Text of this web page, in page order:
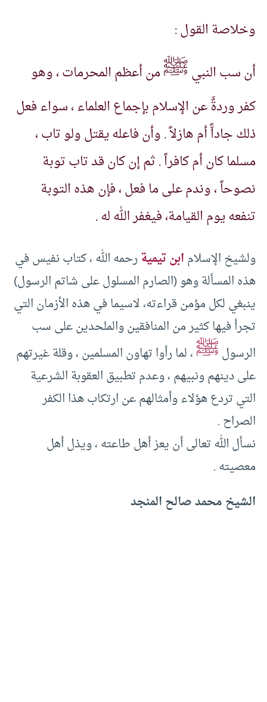
وخلاصة القول :
أن سب النبيﷺمن أعظم المحرمات ، وهو
كفر وردةٌَ عن الإسلام بإجماع العلماء ، سواء فعل
ذلك جاداًّ أم هازلاً . وأن فاعله يقتل ولو تاب ،
مسلما كان أم كافراً . ثم إن كان قد تاب توبة
نصوحاً ، وندم على ما فعل ، فإن هذه التوبة
تنفعه يوم القيامة، فيغفر الله له .
ولشيخ الإسلامابن تيميةرحمه الله ، كتاب نفيس في
هذه المسألة وهو (الصارم المسلول على شاتم الرسول)
ينبغي لكل مؤمن قراءته، لاسيما في هذه الأزمان التي
تجرأ فيها كثير من المنافقين والملحدين على سب
الرسولﷺ، لما رأوا تهاون المسلمين ، وقلة غيرتهم
على دينهم ونبيهم ، وعدم تطبيق العقوبة الشرعية
التي تردع هؤلاء وأمثالهم عن ارتكاب هذا الكفر
الصراح .
نسأل الله تعالى أن يعز أهل طاعته ، ويذل أهل
معصيته .
الشيخ محمد صالح المنجد